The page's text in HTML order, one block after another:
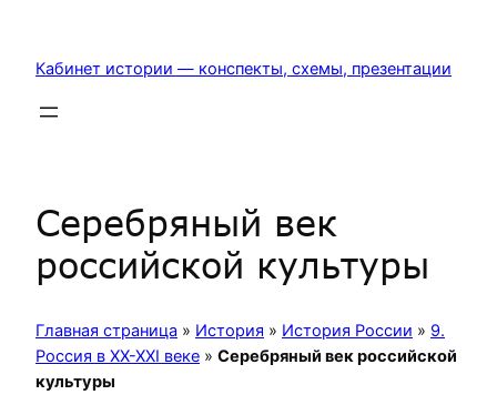
содержимому
Кабинет истории — конспекты, схемы, презентации
Серебряный век
российской культуры
Главная страница » История » История России » 9.
Россия в XX-XXI веке » Серебряный век российской
культуры